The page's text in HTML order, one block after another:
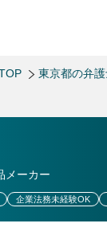
東京都の弁
メーカー
企業法務未経験OK